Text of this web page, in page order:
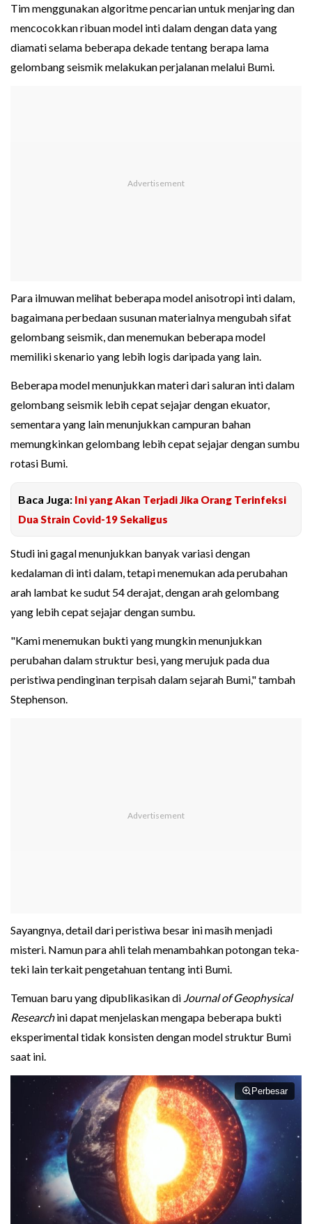
Tim menggunakan algoritme pencarian untuk menjaring dan
mencocokkan ribuan model inti dalam dengan data yang
diamati selama beberapa dekade tentang berapa lama
gelombang seismik melakukan perjalanan melalui Bumi.
Para ilmuwan melihat beberapa model anisotropi inti dalam,
bagaimana perbedaan susunan materialnya mengubah sifat
gelombang seismik, dan menemukan beberapa model
memiliki skenario yang lebih logis daripada yang lain.
Beberapa model menunjukkan materi dari saluran inti dalam
gelombang seismik lebih cepat sejajar dengan ekuator,
sementara yang lain menunjukkan campuran bahan
memungkinkan gelombang lebih cepat sejajar dengan sumbu
rotasi Bumi.
Baca Juga: Ini yang Akan Terjadi Jika Orang Terinfeksi
Dua Strain Covid-19 Sekaligus
Studi ini gagal menunjukkan banyak variasi dengan
kedalaman di inti dalam, tetapi menemukan ada perubahan
arah lambat ke sudut 54 derajat, dengan arah gelombang
yang lebih cepat sejajar dengan sumbu.
"Kami menemukan bukti yang mungkin menunjukkan
perubahan dalam struktur besi, yang merujuk pada dua
peristiwa pendinginan terpisah dalam sejarah Bumi," tambah
Stephenson.
Sayangnya, detail dari peristiwa besar ini masih menjadi
misteri. Namun para ahli telah menambahkan potongan teka-
teki lain terkait pengetahuan tentang inti Bumi.
Temuan baru yang dipublikasikan di Journal of Geophysical
Researchini dapat menjelaskan mengapa beberapa bukti
eksperimental tidak konsisten dengan model struktur Bumi
saat ini.
Perbesar